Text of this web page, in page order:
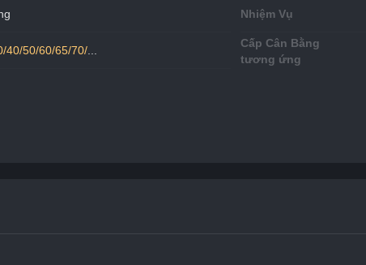
Nhiệm Vụ
40/50/60/65/70/
Cấp Cân Bằng
tương ứng